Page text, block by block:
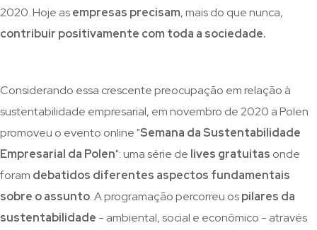
2020. Hoje asempresas precisam, mais do que nunca,
contribuir positivamente com toda a sociedade.
Considerando essa crescente preocupação em relação à
sustentabilidade empresarial, em novembro de 2020 a Polen
promoveu o evento online "Semana da Sustentabilidade
Empresarial da Polen": uma série de lives gratuitas onde
foram debatidos diferentes aspectos fundamentais
sobre o assunto. A programação percorreu ospilares da
sustentabilidade - ambiental, social e econômico - através